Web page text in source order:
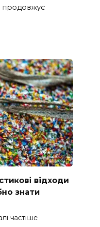
продовжує
відходи
знати
частіше